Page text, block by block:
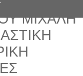
ΜΙΧΑΛΗ